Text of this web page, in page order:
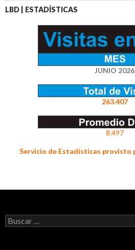
LBD | ESTADÍSTICAS
JUNIO 2026
263.407
8.497
Servicio de Estadísticas provisto
Buscar: